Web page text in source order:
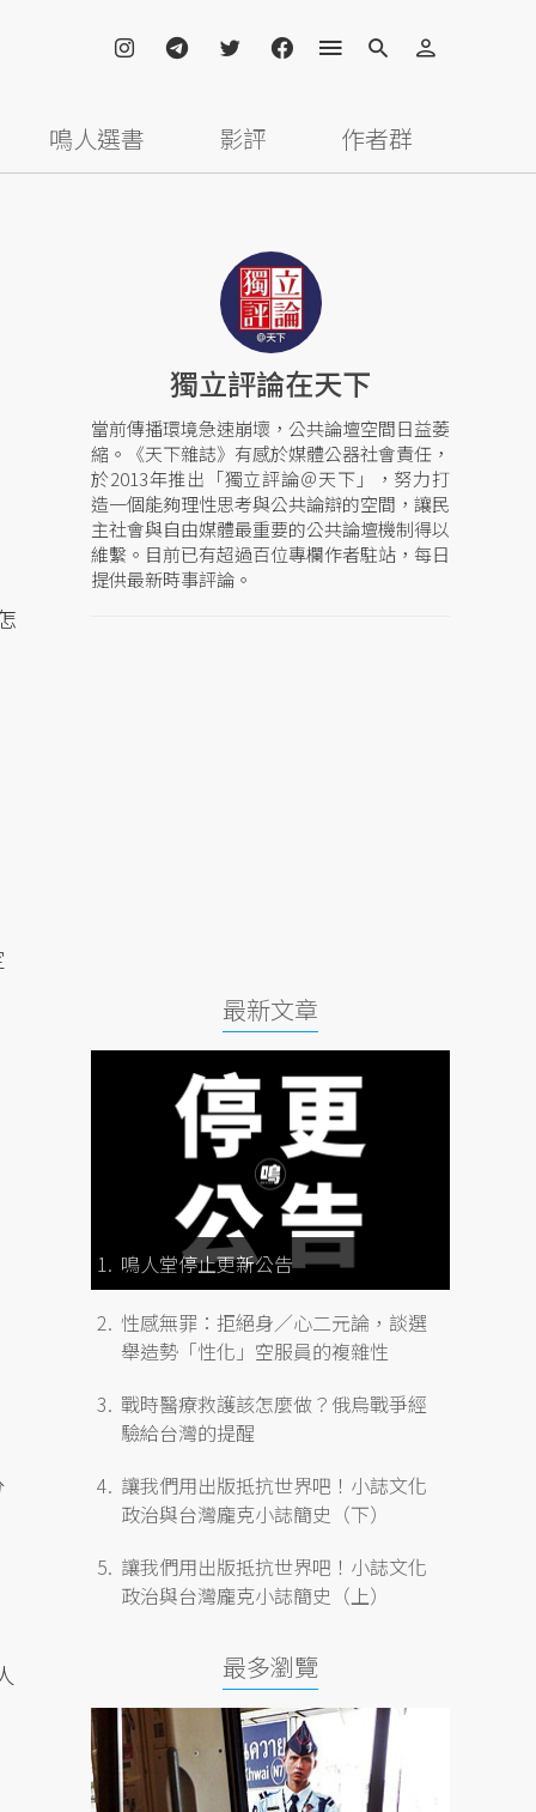
鳴人選書 影評 作者群
獨立評論在天下
當前傳播環境急速崩壞，公共論壇空間日益萎
縮。《天下雜誌》有感於媒體公器社會責任，
於2013年推出「獨立評論＠天下」，努力打
造一個能夠理性思考與公共論辯的空間，讓民
主社會與自由媒體最重要的公共論壇機制得以
維繫。目前已有超過百位專欄作者駐站，每日
提供最新時事評論。
最新文章
鳴人堂停止更新公告
性感無罪：拒絕身／心二元論，談選
舉造勢「性化」空服員的複雜性
戰時醫療救護該怎麼做？俄烏戰爭經
驗給台灣的提醒
讓我們用出版抵抗世界吧！小誌文化
政治與台灣龐克小誌簡史（下）
讓我們用出版抵抗世界吧！小誌文化
政治與台灣龐克小誌簡史（上）
最多瀏覽